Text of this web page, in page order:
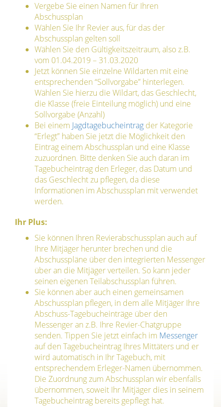
Vergebe Sie einen Namen für Ihren
Abschussplan
Wählen Sie Ihr Revier aus, für das der
Abschussplan gelten soll
Wählen Sie den Gültigkeitszeitraum, also z.B.
vom 01.04.2019 – 31.03.2020
Jetzt können Sie einzelne Wildarten mit eine
entsprechenden “Sollvorgabe” hinterlegen.
Wählen Sie hierzu die Wildart, das Geschlecht,
die Klasse (freie Einteilung möglich) und eine
Sollvorgabe (Anzahl)
Bei einem Jagdtagebucheintrag der Kategorie
“Erlegt” haben Sie jetzt die Möglichkeit den
Eintrag einem Abschussplan und eine Klasse
zuzuordnen. Bitte denken Sie auch daran im
Tagebucheintrag den Erleger, das Datum und
das Geschlecht zu pflegen, da diese
Informationen im Abschussplan mit verwendet
werden.
Ihr Plus:
Sie können Ihren Revierabschussplan auch auf
Ihre Mitjäger herunter brechen und die
Abschusspläne über den integrierten Messenger
über an die Mitjäger verteilen. So kann jeder
seinen eigenen Teilabschussplan führen.
Sie können aber auch einen gemeinsamen
Abschussplan pflegen, in dem alle Mitjäger Ihre
Abschuss-Tagebucheinträge über den
Messenger an z.B. Ihre Revier-Chatgruppe
senden. Tippen Sie jetzt einfach im Messenger
auf den Tagebucheintrag Ihres Mittäters und er
wird automatisch in Ihr Tagebuch, mit
entsprechendem Erleger-Namen übernommen.
Die Zuordnung zum Abschussplan wir ebenfalls
übernommen, soweit Ihr Mitjäger dies in seinem
Tagebucheintrag bereits gepflegt hat.